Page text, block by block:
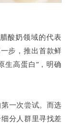
酸奶领域的代表
步，推出首款鲜
高蛋白”，明确
一次尝试。而选
分人群里寻找差